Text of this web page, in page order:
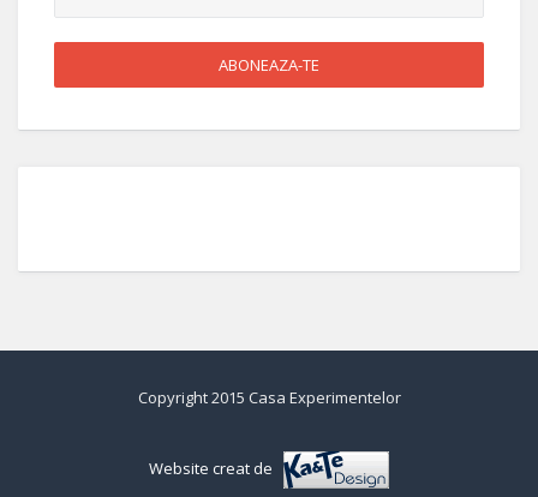
Copyright 2015 Casa Experimentelor
Website creat de